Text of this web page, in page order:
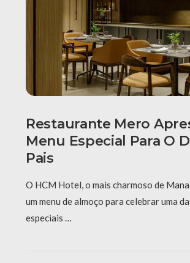
Restaurante Mero
Menu Especial Para O
Pais
O HCM Hotel, o mais charmoso de
um menu de almoço para celebrar uma
especiais …